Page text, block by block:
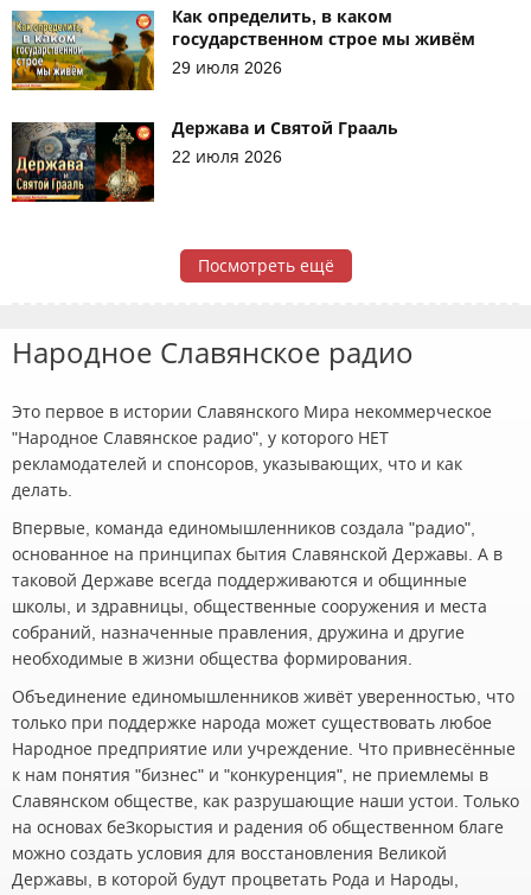
Как определить, в каком
государственном строе мы живём
29 июля 2026
Держава и Святой Грааль
22 июля 2026
Посмотреть ещё
Народное Славянское радио
Это первое в истории Славянского Мира некоммерческое
"Народное Славянское радио", у которого НЕТ
рекламодателей и спонсоров, указывающих, что и как
делать.
Впервые, команда единомышленников создала "радио",
основанное на принципах бытия Славянской Державы. А в
таковой Державе всегда поддерживаются и общинные
школы, и здравницы, общественные сооружения и места
собраний, назначенные правления, дружина и другие
необходимые в жизни общества формирования.
Объединение единомышленников живёт уверенностью, что
только при поддержке народа может существовать любое
Народное предприятие или учреждение. Что привнесённые
к нам понятия "бизнес" и "конкуренция", не приемлемы в
Славянском обществе, как разрушающие наши устои. Только
на основах беЗкорыстия и радения об общественном благе
можно создать условия для восстановления Великой
Державы, в которой будут процветать Рода и Народы,